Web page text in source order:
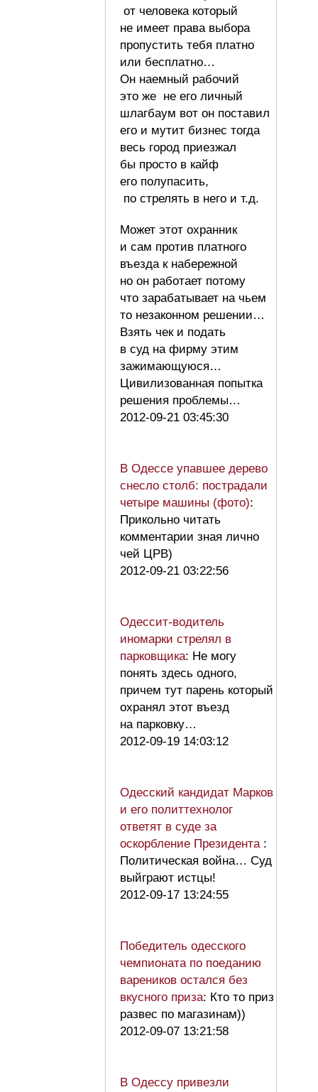
от человека который
не имеет права выбора
пропустить тебя платно
или бесплатно…
Он наемный рабочий
это же не его личный
шлагбаум вот он поставил
его и мутит бизнес тогда
весь город приезжал
бы просто в кайф
его полупасить,
по стрелять в него и т.д.
Может этот охранник
и сам против платного
въезда к набережной
но он работает потому
что зарабатывает на чьем
то незаконном решении…
Взять чек и подать
в суд на фирму этим
зажимающуюся…
Цивилизованная попытка
решения проблемы…
2012-09-21 03:45:30
В Одессе упавшее дерево
снесло столб: пострадали
четыре машины (фото):
Прикольно читать
комментарии зная лично
чей ЦРВ)
2012-09-21 03:22:56
Одессит-водитель
иномарки стрелял в
парковщика: Не могу
понять здесь одного,
причем тут парень который
охранял этот въезд
на парковку…
2012-09-19 14:03:12
Одесский кандидат Марков
и его политтехнолог
ответят в суде за
оскорбление Президента :
Политическая война… Суд
выйграют истцы!
2012-09-17 13:24:55
Победитель одесского
чемпионата по поеданию
вареников остался без
вкусного приза: Кто то приз
развес по магазинам))
2012-09-07 13:21:58
В Одессу привезли